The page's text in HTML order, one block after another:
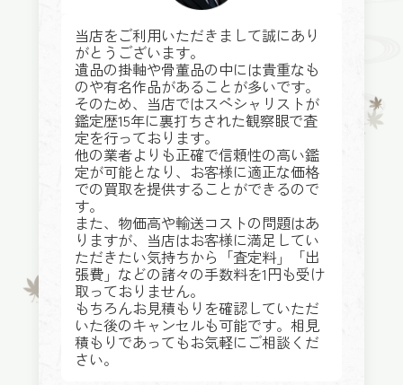
当店をご利用いただきまして誠にあり
がとうございます。
遺品の掛軸や骨董品の中には貴重なも
のや有名作品があることが多いです。
そのため、当店ではスペシャリストが
鑑定歴15年に裏打ちされた観察眼で査
定を行っております。
他の業者よりも正確で信頼性の高い鑑
定が可能となり、お客様に適正な価格
での買取を提供することができるので
す。
また、物価高や輸送コストの問題はあ
りますが、当店はお客様に満足してい
ただきたい気持ちから「査定料」「出
張費」などの諸々の手数料を1円も受け
取っておりません。
もちろんお見積もりを確認していただ
いた後のキャンセルも可能です。相見
積もりであってもお気軽にご相談くだ
さい。